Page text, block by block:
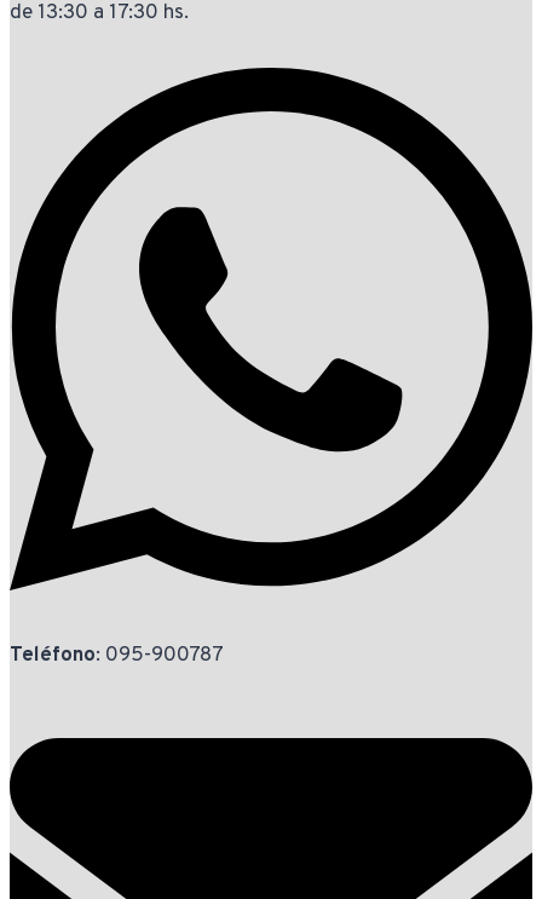
de 13:30 a 17:30 hs.
Teléfono: 095-900787